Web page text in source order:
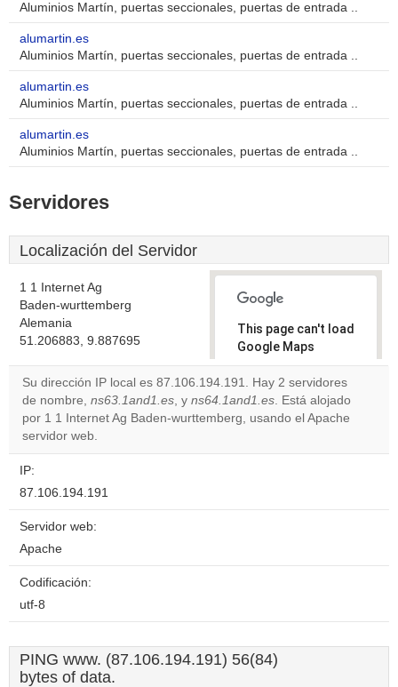
Aluminios Martín, puertas seccionales, puertas de entrada ..
alumartin.es
Aluminios Martín, puertas seccionales, puertas de entrada ..
alumartin.es
Aluminios Martín, puertas seccionales, puertas de entrada ..
alumartin.es
Aluminios Martín, puertas seccionales, puertas de entrada ..
Servidores
Localización del Servidor
1 1 Internet Ag
Baden-wurttemberg
Alemania
51.206883, 9.887695
This page can't load
Google Maps
correctly.
Do you
own this
OK
Su dirección IP local es 87.106.194.191. Hay 2 servidores
de nombre, ns63.1and1.es, y ns64.1and1.es. Está alojado
por 1 1 Internet Ag Baden-wurttemberg, usando el Apache
servidor web.
IP:
87.106.194.191
Servidor web:
Apache
Codificación:
utf-8
PING www. (87.106.194.191) 56(84)
bytes of data.